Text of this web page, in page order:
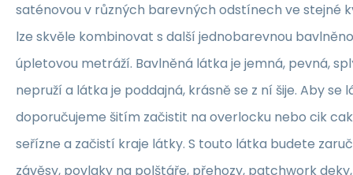
saténovou v různých barevných odstínech ve stejné
lze skvěle kombinovat s další jednobarevnou
úpletovou metráží. Bavlněná látka je jemná, pevná,
nepruží a látka je poddajná, krásně se z ní šije. Aby se
doporučujeme šitím začistit na overlocku nebo cik
seřízne a začistí kraje látky. S touto látka budete
závěsy, povlaky na polštáře, přehozy, patchwork